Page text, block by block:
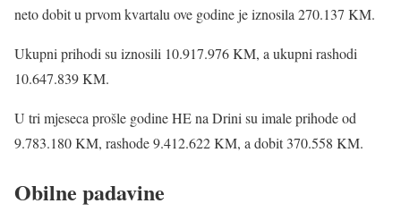
neto dobit u prvom kvartalu ove godine je iznosila 270.137 KM.
Ukupni prihodi su iznosili 10.917.976 KM, a ukupni rashodi
10.647.839 KM.
U tri mjeseca prošle godine HE na Drini su imale prihode od
9.783.180 KM, rashode 9.412.622 KM, a dobit 370.558 KM.
Obilne padavine